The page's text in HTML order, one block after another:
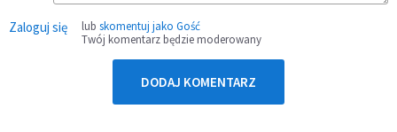
Zaloguj się lub skomentuj jako Gość
Twój komentarz będzie moderowany
DODAJ KOMENTARZ